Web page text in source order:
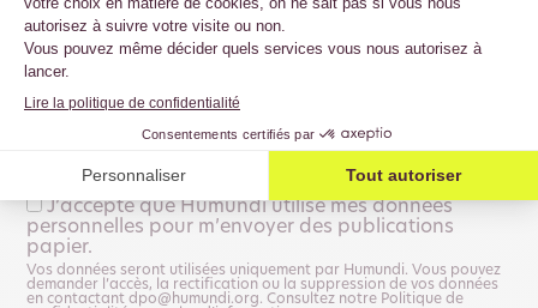
E-mail
Dynamiques paysannes
J’accepte que Humundi utilise mes données
personnelles pour m’envoyer des publications
papier.
Vos données seront utilisées uniquement par Humundi. Vous pouvez
demander l’accès, la rectification ou la suppression de vos données
en contactant dpo@humundi.org. Consultez notre Politique de